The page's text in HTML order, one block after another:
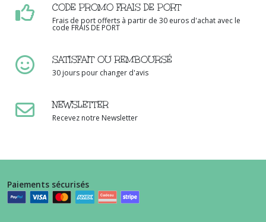
CODE PROMO FRAIS DE PORT
Frais de port offerts à partir de 30 euros d'achat avec le
code FRAIS DE PORT
SATISFAIT OU REMBOURSÉ
30 jours pour changer d'avis
NEWSLETTER
Recevez notre Newsletter
Paiements sécurisés